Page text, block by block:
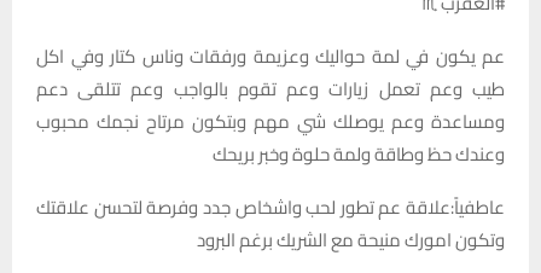
عم يكون في لمة حواليك وعزيمة ورفقات وناس كتار وفي اكل
طيب وعم تعمل زيارات وعم تقوم بالواجب وعم تتلقى دعم
ومساعدة وعم يوصلك شي مهم وبتكون مرتاح نجمك محبوب
وعندك حظ وطاقة ولمة حلوة وخبر بريحك
عاطفياً:علاقة عم تطور لحب واشخاص جدد وفرصة لتحسن علاقتك
وتكون امورك منيحة مع الشريك برغم البرود